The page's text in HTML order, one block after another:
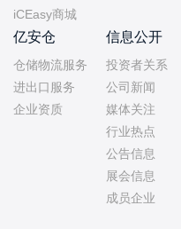
iCEasy商城
亿安仓
仓储物流服务
进出口服务
企业资质
信息公开
投资者关系
公司新闻
媒体关注
行业热点
公告信息
展会信息
成员企业